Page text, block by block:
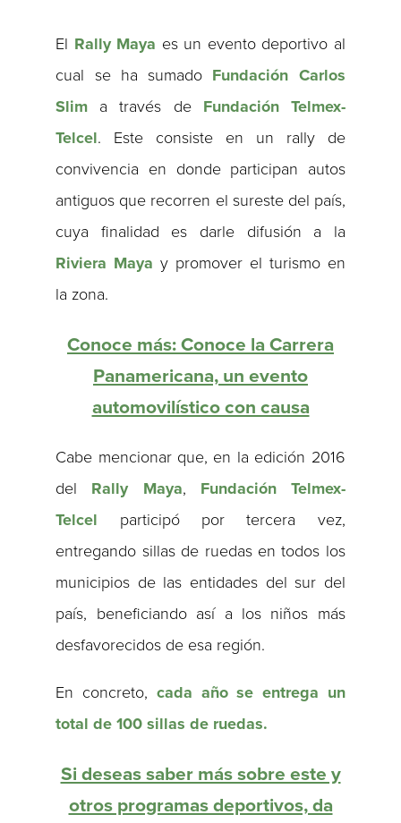
El Rally Maya es un evento deportivo al
cual se ha sumado Fundación Carlos
Slim a través de Fundación Telmex-
Telcel. Este consiste en un rally de
convivencia en donde participan autos
antiguos que recorren el sureste del país,
cuya finalidad es darle difusión a la
Riviera Maya y promover el turismo en
la zona.
Conoce más: Conoce la Carrera
Panamericana, un evento
automovilístico con causa
Cabe mencionar que, en la edición 2016
del Rally Maya, Fundación Telmex-
Telcel participó por tercera vez,
entregando sillas de ruedas en todos los
municipios de las entidades del sur del
país, beneficiando así a los niños más
desfavorecidos de esa región.
En concreto, cada año se entrega un
total de 100 sillas de ruedas.
Si deseas saber más sobre este y
otros programas deportivos, da